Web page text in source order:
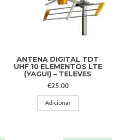
ANTENA DIGITAL TDT
UHF 10 ELEMENTOS LTE
(YAGUI) – TELEVES
€25.00
Adicionar